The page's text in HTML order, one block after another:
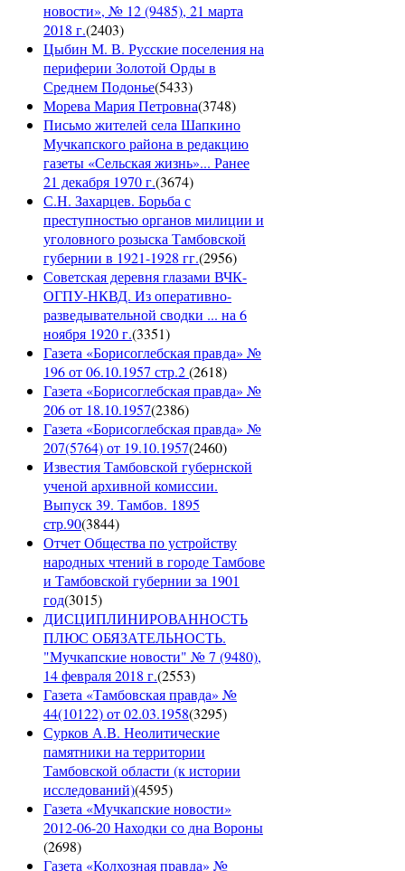
новости», № 12 (9485), 21 марта
2018 г.(2403)
Цыбин М. В. Русские поселения на
периферии Золотой Орды в
Среднем Подонье(5433)
Морева Мария Петровна(3748)
Письмо жителей села Шапкино
Мучкапского района в редакцию
газеты «Сельская жизнь»... Ранее
21 декабря 1970 г.(3674)
С.Н. Захарцев. Борьба с
преступностью органов милиции и
уголовного розыска Тамбовской
губернии в 1921-1928 гг.(2956)
Советская деревня глазами ВЧК-
ОГПУ-НКВД. Из оперативно-
разведывательной сводки ... на 6
ноября 1920 г.(3351)
Газета «Борисоглебская правда» №
196 от 06.10.1957 стр.2(2618)
Газета «Борисоглебская правда» №
206 от 18.10.1957(2386)
Газета «Борисоглебская правда» №
207(5764) от 19.10.1957(2460)
Известия Тамбовской губернской
ученой архивной комиссии.
Выпуск 39. Тамбов. 1895
стр.90(3844)
Отчет Общества по устройству
народных чтений в городе Тамбове
и Тамбовской губернии за 1901
год(3015)
ДИСЦИПЛИНИРОВАННОСТЬ
ПЛЮС ОБЯЗАТЕЛЬНОСТЬ.
"Мучкапские новости" № 7 (9480),
14 февраля 2018 г.(2553)
Газета «Тамбовская правда» №
44(10122) от 02.03.1958(3295)
Сурков А.В. Неолитические
памятники на территории
Тамбовской области (к истории
исследований)(4595)
Газета «Мучкапские новости»
2012-06-20 Находки со дна Вороны
(2698)
Газета «Колхозная правда» №